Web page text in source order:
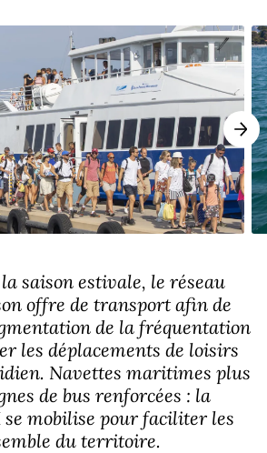
la saison estivale, le réseau
offre de transport afin de
de la fréquentation
les déplacements de loisirs
Navettes maritimes plus
de bus renforcées : la
mobilise pour faciliter les
du territoire.